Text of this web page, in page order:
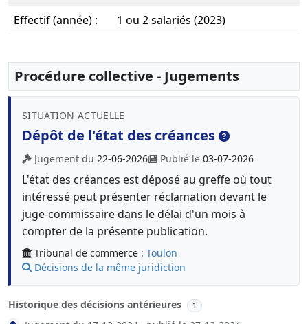
Effectif (année) : 1 ou 2 salariés (2023)
Procédure collective - Jugements
SITUATION ACTUELLE
Dépôt de l'état des créances
Jugement du 22-06-2026 Publié le 03-07-2026
L'état des créances est déposé au greffe où tout
intéressé peut présenter réclamation devant le
juge-commissaire dans le délai d'un mois à
compter de la présente publication.
Tribunal de commerce : Toulon
Décisions de la même juridiction
Historique des décisions antérieures 1